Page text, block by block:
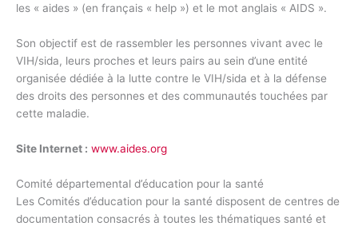
les « aides » (en français « help ») et le mot anglais « AIDS ».
Son objectif est de rassembler les personnes vivant avec le
VIH/sida, leurs proches et leurs pairs au sein d’une entité
organisée dédiée à la lutte contre le VIH/sida et à la défense
des droits des personnes et des communautés touchées par
cette maladie.
Site Internet : www.aides.org
Comité départemental d’éducation pour la santé
Les Comités d’éducation pour la santé disposent de centres de
documentation consacrés à toutes les thématiques santé et